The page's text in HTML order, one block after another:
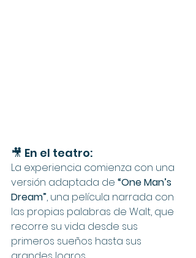
🎥 En el teatro:
La experiencia comienza con una
versión adaptada de “One Man’s
Dream”, una película narrada con
las propias palabras de Walt, que
recorre su vida desde sus
primeros sueños hasta sus